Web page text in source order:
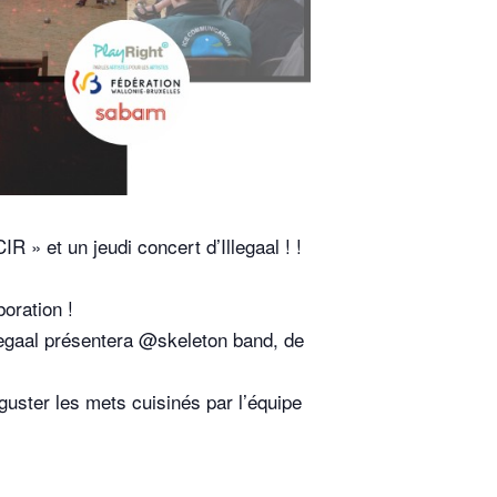
» et un jeudi concert d’Illegaal ! !
!
présentera @skeleton band, de
les mets cuisinés par l’équipe